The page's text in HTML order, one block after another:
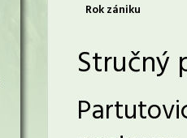
Rok zániku
Stručný